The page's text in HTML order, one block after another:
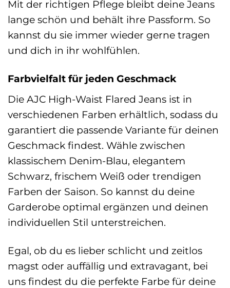
Mit der richtigen Pflege bleibt deine Jeans
lange schön und behält ihre Passform. So
kannst du sie immer wieder gerne tragen
und dich in ihr wohlfühlen.
Farbvielfalt für jeden Geschmack
Die AJC High-Waist Flared Jeans ist in
verschiedenen Farben erhältlich, sodass du
garantiert die passende Variante für deinen
Geschmack findest. Wähle zwischen
klassischem Denim-Blau, elegantem
Schwarz, frischem Weiß oder trendigen
Farben der Saison. So kannst du deine
Garderobe optimal ergänzen und deinen
individuellen Stil unterstreichen.
Egal, ob du es lieber schlicht und zeitlos
magst oder auffällig und extravagant, bei
uns findest du die perfekte Farbe für deine